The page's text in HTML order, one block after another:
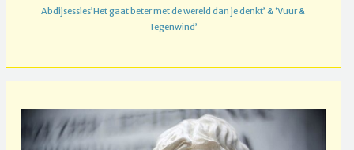
Abdijsessies’Het gaat beter met de wereld dan je denkt’ & ‘Vuur &
Tegenwind’